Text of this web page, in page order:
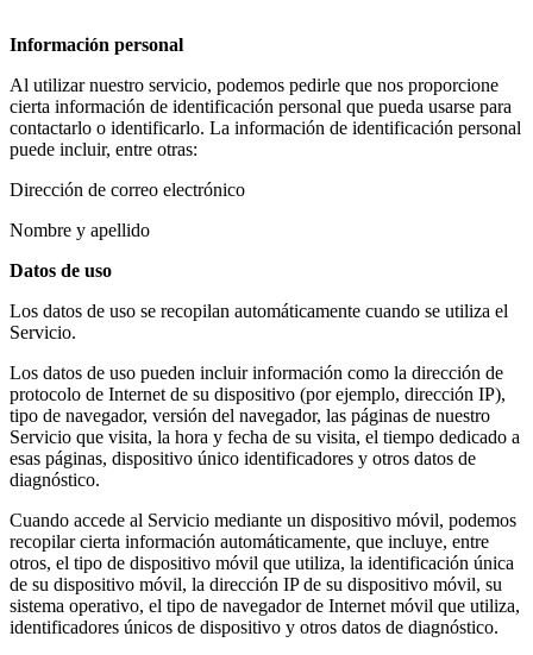
Información personal
Al utilizar nuestro servicio, podemos pedirle que nos proporcione
cierta información de identificación personal que pueda usarse para
contactarlo o identificarlo. La información de identificación personal
puede incluir, entre otras:
Dirección de correo electrónico
Nombre y apellido
Datos de uso
Los datos de uso se recopilan automáticamente cuando se utiliza el
Servicio.
Los datos de uso pueden incluir información como la dirección de
protocolo de Internet de su dispositivo (por ejemplo, dirección IP),
tipo de navegador, versión del navegador, las páginas de nuestro
Servicio que visita, la hora y fecha de su visita, el tiempo dedicado a
esas páginas, dispositivo único identificadores y otros datos de
diagnóstico.
Cuando accede al Servicio mediante un dispositivo móvil, podemos
recopilar cierta información automáticamente, que incluye, entre
otros, el tipo de dispositivo móvil que utiliza, la identificación única
de su dispositivo móvil, la dirección IP de su dispositivo móvil, su
sistema operativo, el tipo de navegador de Internet móvil que utiliza,
identificadores únicos de dispositivo y otros datos de diagnóstico.